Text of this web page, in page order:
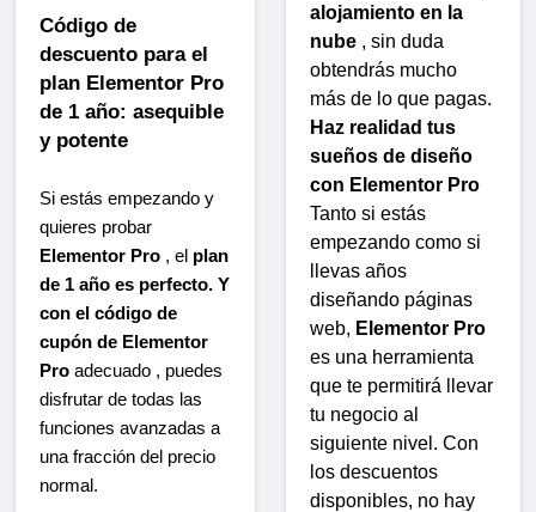
Código de
descuento para el
plan Elementor Pro
de 1 año: asequible
y potente
Si estás empezando y
quieres probar
Elementor Pro , el plan
de 1 año es perfecto. Y
con el código de
cupón de Elementor
Pro adecuado , puedes
disfrutar de todas las
funciones avanzadas a
una fracción del precio
normal.
alojamiento en la
nube , sin duda
obtendrás mucho
más de lo que pagas.
Haz realidad tus
sueños de diseño
con Elementor Pro
Tanto si estás
empezando como si
llevas años
diseñando páginas
web, Elementor Pro
es una herramienta
que te permitirá llevar
tu negocio al
siguiente nivel. Con
los descuentos
disponibles, no hay